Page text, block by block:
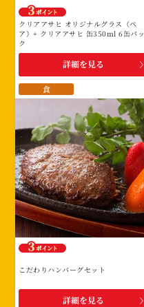
該
当
す
賞
品
あ
り
ま
せ
ん。
クリアアサヒ オリジナルグラス（ペ
ア）+ クリアアサヒ 缶350ml 6缶パッ
ク
詳細を見る
食
こだわりハンバーグセット
詳細を見る